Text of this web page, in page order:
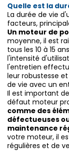
Quelle est la
La durée de vie
facteurs,
Un moteur de
moyenne, il est
tous les 10 à 15
l'intensité
l'entretien
leur robustesse
de vie avec un
Il est important
défaut moteur
comme des
défectueuses
maintenance
votre moteur, il
régulières et de